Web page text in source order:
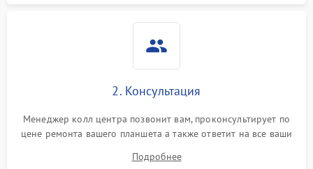
2. Консультация
Менеджер колл центра позвонит вам, проконсультирует по
цене ремонта вашего планшета а также ответит на все ваши
Подробнее